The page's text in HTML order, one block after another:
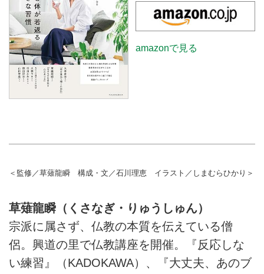
amazonで見る
＜監修／草薙龍瞬 構成・文／石川理恵 イラスト／しまむらひかり＞
草薙龍瞬（くさなぎ・りゅうしゅん）
宗派に属さず、仏教の本質を伝えている僧
侶。興道の里で仏教講座を開催。『反応しな
い練習』（KADOKAWA）、『大丈夫、あのブ